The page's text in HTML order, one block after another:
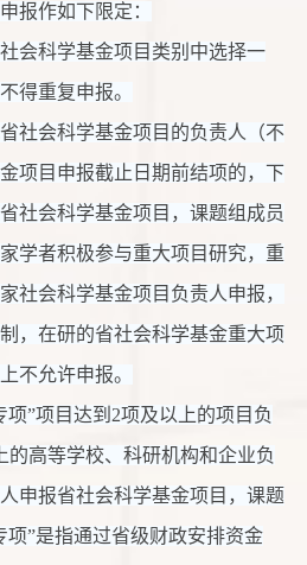
报作如下限定：
会科学基金项目类别中选择一
得重复申报。
社会科学基金项目的负责人（不
项目申报截止日期前结项的，下
社会科学基金项目，课题组成员
学者积极参与重大项目研究，重
社会科学基金项目负责人申报，
，在研的省社会科学基金重大项
不允许申报。
”项目达到2项及以上的项目负
的高等学校、科研机构和企业负
申报省社会科学基金项目，课题
项”是指通过省级财政安排资金